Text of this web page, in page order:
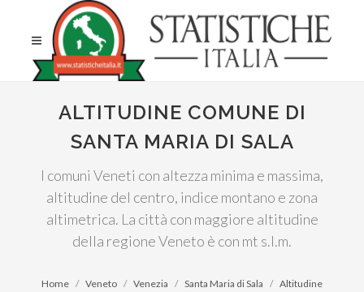
ALTITUDINE COMUNE DI
SANTA MARIA DI SALA
I comuni Veneti con altezza minima e massima,
altitudine del centro, indice montano e zona
altimetrica. La città con maggiore altitudine
della regione Veneto è con mt s.l.m.
Home Veneto Venezia Santa Maria di Sala Altitudine